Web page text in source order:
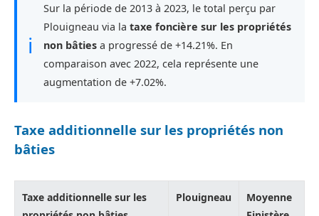
ℹ
Sur la période de 2013 à 2023, le total perçu par
Plouigneau via la taxe foncière sur les propriétés
non bâties a progressé de +14.21%. En
comparaison avec 2022, cela représente une
augmentation de +7.02%.
Taxe additionnelle sur les propriétés non
bâties
Taxe additionnelle sur les
Plouigneau
Moyenne